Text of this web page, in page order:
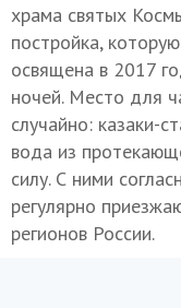
храма святых
постройка,
освящена в 2017
ночей. Место для
случайно: казаки-
вода из
силу. С ними
регулярно
регионов России.